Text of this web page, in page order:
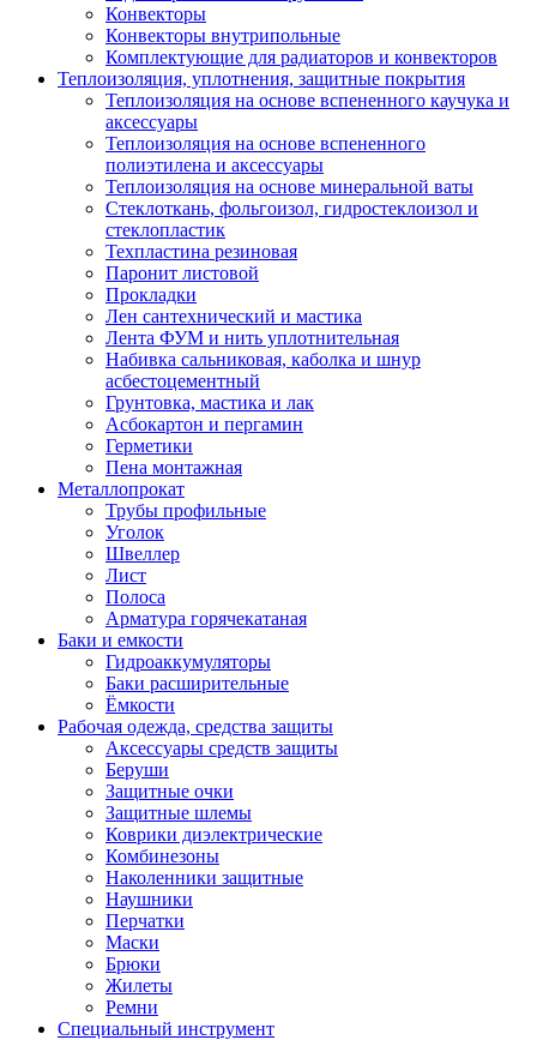
Конвекторы
Конвекторы внутрипольные
Комплектующие для радиаторов и конвекторов
Теплоизоляция, уплотнения, защитные покрытия
Теплоизоляция на основе вспененного каучука и
аксессуары
Теплоизоляция на основе вспененного
полиэтилена и аксессуары
Теплоизоляция на основе минеральной ваты
Стеклоткань, фольгоизол, гидростеклоизол и
стеклопластик
Техпластина резиновая
Паронит листовой
Прокладки
Лен сантехнический и мастика
Лента ФУМ и нить уплотнительная
Набивка сальниковая, каболка и шнур
асбестоцементный
Грунтовка, мастика и лак
Асбокартон и пергамин
Герметики
Пена монтажная
Металлопрокат
Трубы профильные
Уголок
Швеллер
Лист
Полоса
Арматура горячекатаная
Баки и емкости
Гидроаккумуляторы
Баки расширительные
Ёмкости
Рабочая одежда, средства защиты
Аксессуары средств защиты
Беруши
Защитные очки
Защитные шлемы
Коврики диэлектрические
Комбинезоны
Наколенники защитные
Наушники
Перчатки
Маски
Брюки
Жилеты
Ремни
Специальный инструмент